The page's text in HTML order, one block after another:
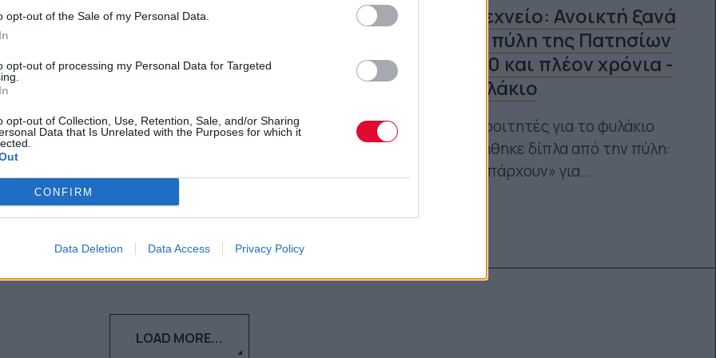
opt-out of the Sale of my Personal Data.
opt-out of processing my Personal Data for Targeted
opt-out of Collection, Use, Retention, Sale, and/or Sharing
Data that Is Unrelated with the Purposes for which it
CONFIRM
Data Deletion Data Access Privacy Policy
Το Χάρβαρντ αγόρασε κεντρικό
εκατομμυρίων ευρώ
είναι να αναμορφωθούν μόνο εσωτερικά
Ναταλία Πετρίτη
01.04.2024
Ε.Μ.Πολυτεχνείο: Ανοικτή ξανά
η κεντρική πύλη της Πατησίων
μετά από 40 και πλέον χρόνια -
Έβαλαν φυλάκιο
Αντιδρούν οι φοιτητές για το φυλάκιο
που τοποθετήθηκε δίπλα από την πύλη:
"Λεφτά «δεν υπάρχουν» για...
LOAD MORE...